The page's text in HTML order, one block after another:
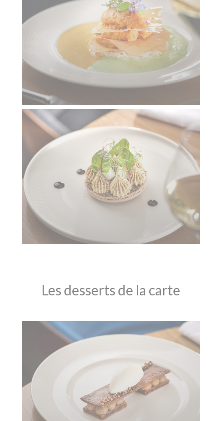
Les desserts de la carte